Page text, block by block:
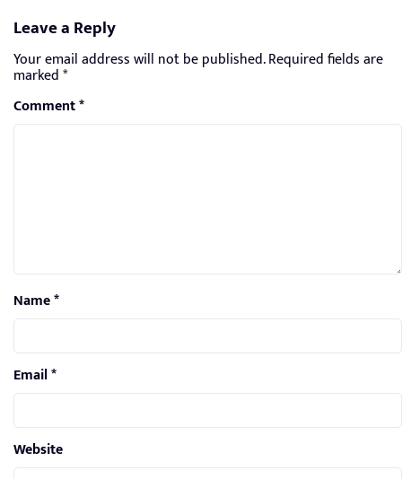
Leave a Reply
Your email address will not be published.Required fields are
marked*
Comment*
Name*
Email*
Website